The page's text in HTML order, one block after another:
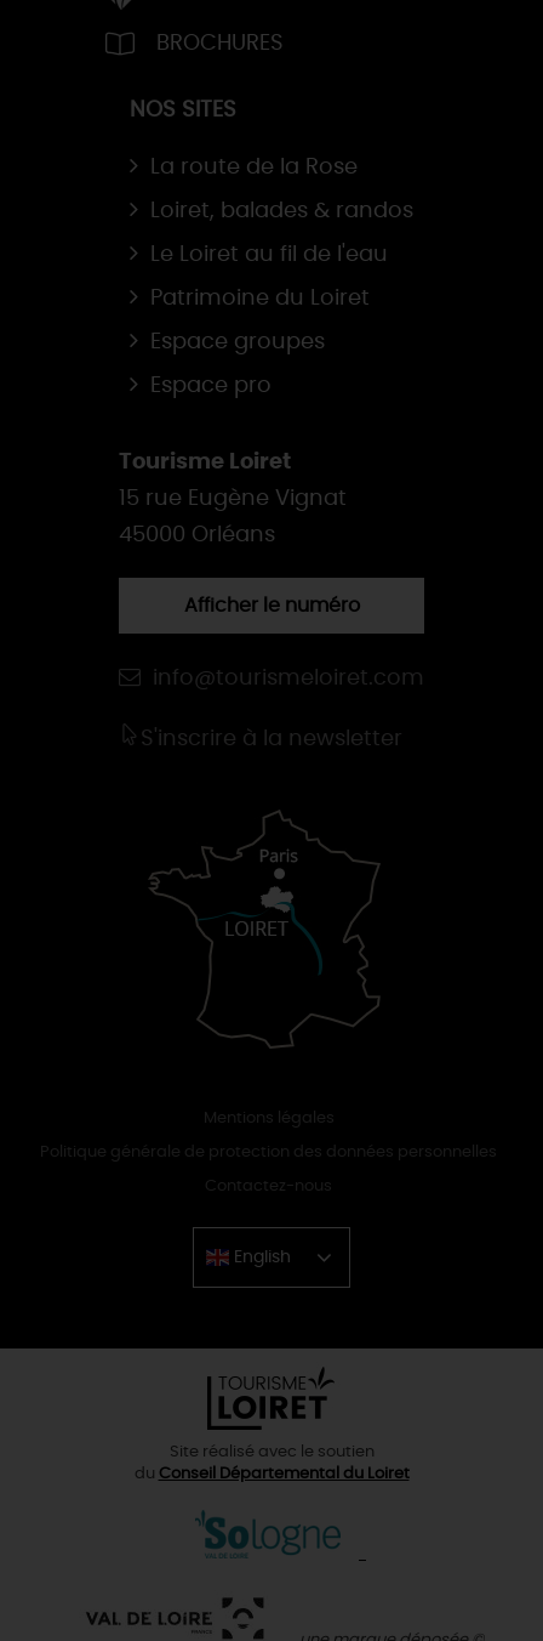
BROCHURES
NOS SITES
La route de la Rose
Loiret, balades & randos
Le Loiret au fil de l'eau
Patrimoine du Loiret
Espace groupes
Espace pro
Tourisme Loiret
15 rue Eugène Vignat
45000 Orléans
Afficher le numéro
info@tourismeloiret.com
S'inscrire à la newsletter
Mentions légales
Politique générale de protection des données personnelles
Contactez-nous
English
Chinese
Site réalisé avec le soutien
du Conseil Départemental du Loiret